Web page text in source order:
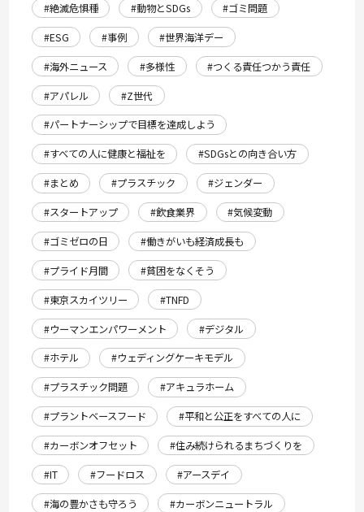
#絶滅危惧種 #動物とSDGs
#ゴミ問題
#ESG
#事例
#世界海洋デー
#海外ニュース
#多様性
#つくる責任つかう責任
#アパレル
#Z世代
#パートナーシップで目標を達成しよう
#すべての人に健康と福祉を
#SDGsとの向き合い方
#まとめ
#プラスチック
#ジェンダー
#スタートアップ
#飲食業界
#気候変動
#ゴミゼロの日
#働きがいも経済成長も
#プライド月間
#貧困をなくそう
#東京スカイツリー
#TNFD
#ウーマンエンパワーメント
#デジタル
#ホテル
#ウェディングケーキモデル
#プラスチック問題
#アキュラホーム
#プラントベースフード
#平和と公正をすべての人に
#カーボンオフセット
#住み続けられるまちづくりを
#IT
#フードロス
#アースデイ
#海の豊かさも守ろう
#カーボンニュートラル